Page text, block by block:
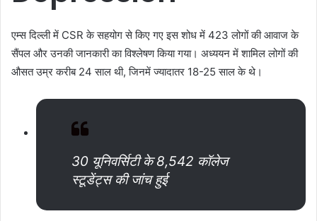
एम्स दिल्ली में CSR के सहयोग से किए गए इस शोध में 423 लोगों की आवाज के
सैंपल और उनकी जानकारी का विश्लेषण किया गया। अध्ययन में शामिल लोगों की
औसत उम्र करीब 24 साल थी, जिनमें ज्यादातर 18-25 साल के थे।
30 यूनिवर्सिटी के 8,542 कॉलेज
स्टूडेंट्स की जांच हुई